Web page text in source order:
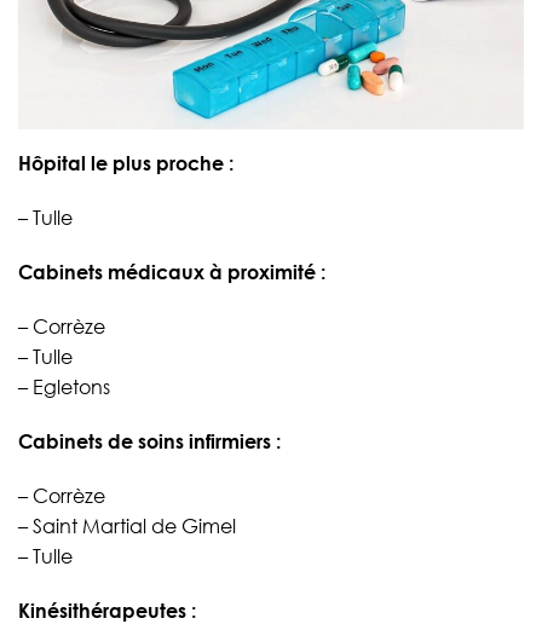
Hôpital le plus proche :
– Tulle
Cabinets médicaux à proximité :
– Corrèze
– Tulle
– Egletons
Cabinets de soins infirmiers :
– Corrèze
– Saint Martial de Gimel
– Tulle
Kinésithérapeutes :